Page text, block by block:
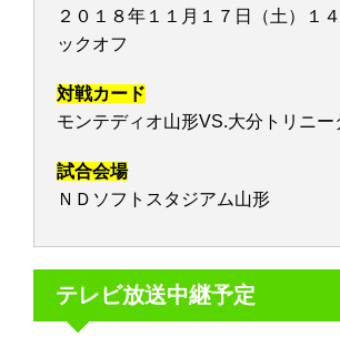
２０１８年１１月１７日（土）１
ックオフ
対戦カード
モンテディオ山形VS.大分トリニー
試合会場
ＮＤソフトスタジアム山形
テレビ放送中継予定